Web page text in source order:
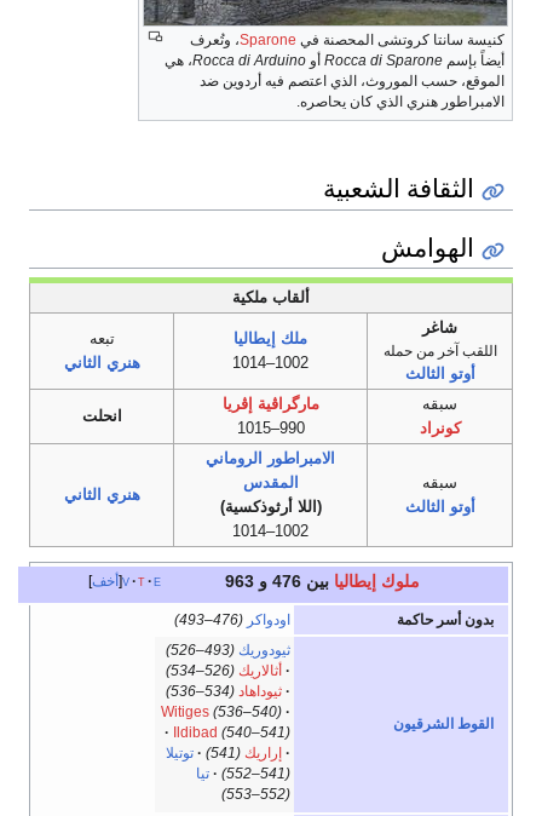
كنيسة سانتا كروتشى المحصنة في Sparone، وتُعرف
أيضاً بإسم Rocca di Sparone أو Rocca di Arduino، هي
الموقع، حسب الموروث، الذي اعتصم فيه أردوين ضد
الامبراطور هنري الذي كان يحاصره.
الثقافة الشعبية
الهوامش
ألقاب ملكية
شاغر
اللقب آخر من حمله
أوتو الثالث
ملك إيطاليا
1002–1014
تبعه
هنري الثاني
سبقه
كونراد
مارگراڤية إڤريا
990–1015
انحلت
سبقه
أوتو الثالث
الامبراطور الروماني
المقدس
(اللا أرثوذكسية)
1002–1014
هنري الثاني
أخف v t e ملوك إيطاليا بين 476 و 963
بدون أسر حاكمة اودواكر (476–493)
القوط الشرقيون
ثيودوريك (493–526)
أثالاريك (526–534)
ثيوداهاد (534–536)
Witiges (536–540)
Ildibad (540–541)
إراريك (541)
توتيلا
(541–552)
تيا
(552–553)